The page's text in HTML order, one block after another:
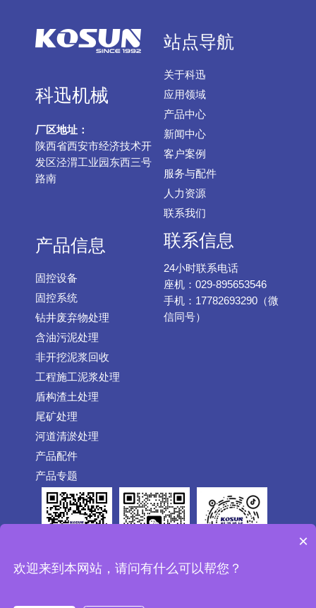
科迅机械
厂区地址：
陕西省西安市经济技术开
发区泾渭工业园东西三号
路南
站点导航
关于科迅
应用领域
产品中心
新闻中心
客户案例
服务与配件
人力资源
联系我们
产品信息
固控设备
固控系统
钻井废弃物处理
含油污泥处理
非开挖泥浆回收
工程施工泥浆处理
盾构渣土处理
尾矿处理
河道清淤处理
产品配件
产品专题
联系信息
24小时联系电话
座机：029-895653546
手机：17782693290（微
信同号）
公众号 微信 抖音
×
欢迎来到本网站，请问有什么可以帮您？